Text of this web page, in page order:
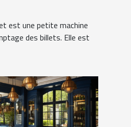
est une petite machine
des billets. Elle est